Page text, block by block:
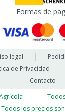
Formas de
legal
de Privacidad
Contacto
Todos los precios son